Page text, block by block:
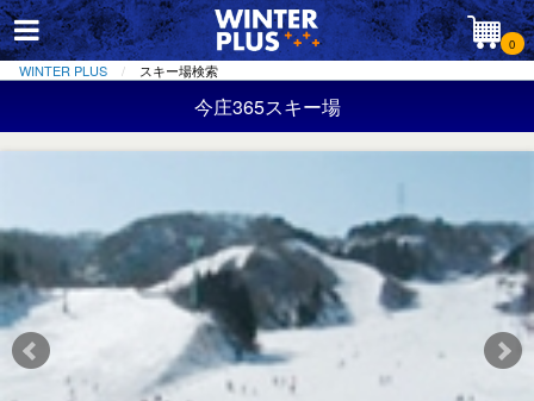
0
WINTER PLUS スキー場検索
今庄365スキー場